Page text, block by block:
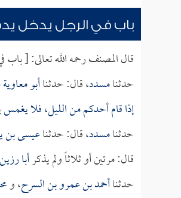
باب في الرجل يدخل
قال المصنف رحمه الله تعالى: [
حدثنامسدد، قال: حدثناأبو معاوية
إذا قام أحدكم من الليل، فلا
حدثنامسدد، قال: حدثناعيسى بن
قال: مرتين أو ثلاثاً ولم يذكرأبا رزين
حدثناأحمد بن عمرو بن السرح، و